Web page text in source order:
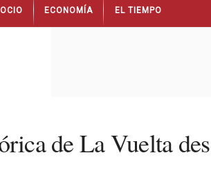
OCIO ECONOMÍA EL TIEMPO
de La Vuelta